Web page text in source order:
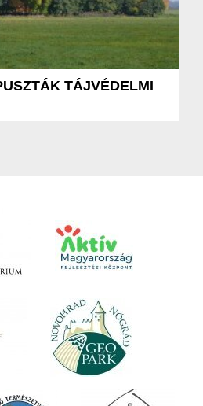
TÁJVÉDELMI